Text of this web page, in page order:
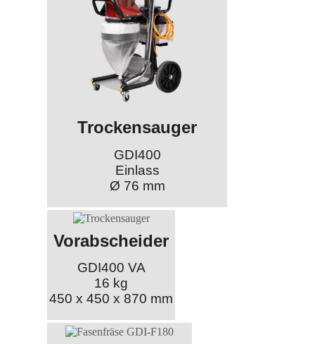
Trockensauger
GDI400
Einlass
Ø 76 mm
Vorabscheider
GDI400 VA
16 kg
450 x 450 x 870 mm